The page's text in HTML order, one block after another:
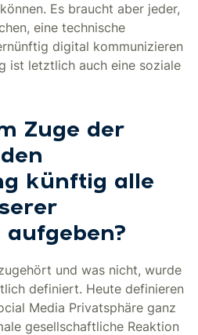
Es braucht aber jeder,
eine technische
digital kommunizieren
ist letztlich auch eine soziale
Zuge der
künftig alle
und was nicht, wurde
definiert. Heute definieren
Media Privatsphäre ganz
gesellschaftliche Reaktion